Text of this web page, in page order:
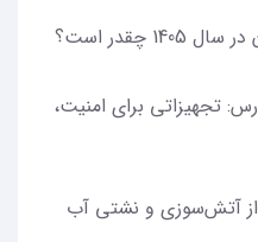
چقدر است؟
تجهیزاتی برای امنیت،
از آتش‌سوزی و نشتی آب